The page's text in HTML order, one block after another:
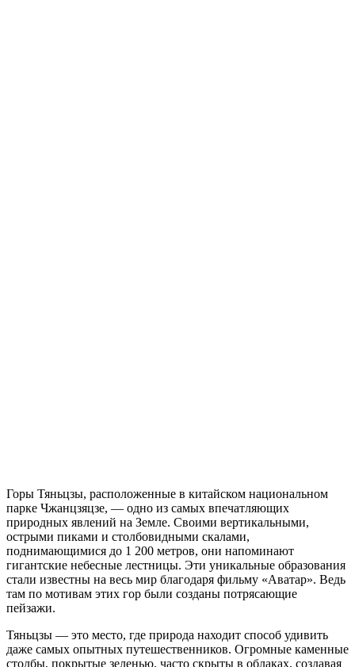
Горы Тяньцзы, расположенные в китайском национальном
парке Чжанцзяцзе, — одно из самых впечатляющих
природных явлений на Земле. Своими вертикальными,
острыми пиками и столбовидными скалами,
поднимающимися до 1 200 метров, они напоминают
гигантские небесные лестницы. Эти уникальные образования
стали известны на весь мир благодаря фильму «Аватар». Ведь
там по мотивам этих гор были созданы потрясающие
пейзажи.
Тяньцзы — это место, где природа находит способ удивить
даже самых опытных путешественников. Огромные каменные
столбы, покрытые зеленью, часто скрыты в облаках, создавая